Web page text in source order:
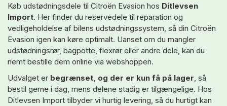
Køb udstødningsdele til Citroën Evasion hos Ditlevsen
Import. Her finder du reservedele til reparation og
vedligeholdelse af bilens udstødningssystem, så din Citroën
Evasion igen kan køre optimalt. Uanset om du mangler
udstødningsrør, bagpotte, flexrør eller andre dele, kan du
nemt bestille dem online via webshoppen.
Udvalget er begrænset, og der er kun få på lager , så
bestil gerne i dag, mens delene stadig er tilgængelige. Hos
Ditlevsen Import tilbyder vi hurtig levering, så du hurtigt kan